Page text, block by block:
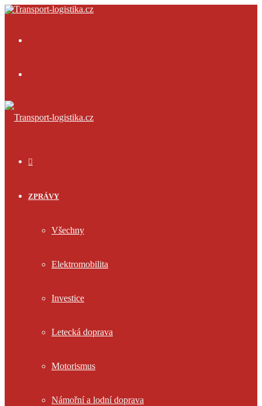
ZPRÁVY
Všechny
Elektromobilita
Investice
Letecká doprava
Motorismus
Námořní a lodní doprava